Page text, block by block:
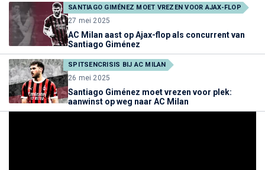
SANTIAGO GIMÉNEZ MOET VREZEN VOOR AJAX-FLOP
27 mei 2025
AC Milan aast op Ajax-flop als concurrent van
Santiago Giménez
SPITSENCRISIS BIJ AC MILAN
26 mei 2025
Santiago Giménez moet vrezen voor plek:
aanwinst op weg naar AC Milan